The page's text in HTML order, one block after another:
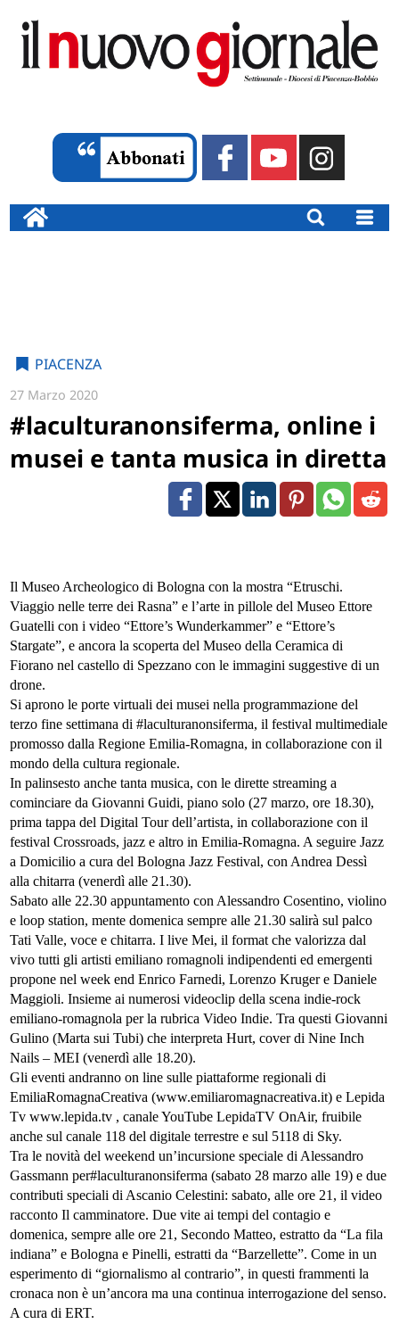
PIACENZA
27 Marzo 2020
#laculturanonsiferma, online i
musei e tanta musica in diretta
Il Museo Archeologico di Bologna con la mostra “Etruschi.
Viaggio nelle terre dei Rasna” e l’arte in pillole del Museo Ettore
Guatelli con i video “Ettore’s Wunderkammer” e “Ettore’s
Stargate”, e ancora la scoperta del Museo della Ceramica di
Fiorano nel castello di Spezzano con le immagini suggestive di un
drone.
Si aprono le porte virtuali dei musei nella programmazione del
terzo fine settimana di #laculturanonsiferma, il festival multimediale
promosso dalla Regione Emilia-Romagna, in collaborazione con il
mondo della cultura regionale.
In palinsesto anche tanta musica, con le dirette streaming a
cominciare da Giovanni Guidi, piano solo (27 marzo, ore 18.30),
prima tappa del Digital Tour dell’artista, in collaborazione con il
festival Crossroads, jazz e altro in Emilia-Romagna. A seguire Jazz
a Domicilio a cura del Bologna Jazz Festival, con Andrea Dessì
alla chitarra (venerdì alle 21.30).
Sabato alle 22.30 appuntamento con Alessandro Cosentino, violino
e loop station, mente domenica sempre alle 21.30 salirà sul palco
Tati Valle, voce e chitarra. I live Mei, il format che valorizza dal
vivo tutti gli artisti emiliano romagnoli indipendenti ed emergenti
propone nel week end Enrico Farnedi, Lorenzo Kruger e Daniele
Maggioli. Insieme ai numerosi videoclip della scena indie-rock
emiliano-romagnola per la rubrica Video Indie. Tra questi Giovanni
Gulino (Marta sui Tubi) che interpreta Hurt, cover di Nine Inch
Nails – MEI (venerdì alle 18.20).
Gli eventi andranno on line sulle piattaforme regionali di
EmiliaRomagnaCreativa (www.emiliaromagnacreativa.it) e Lepida
Tv www.lepida.tv , canale YouTube LepidaTV OnAir, fruibile
anche sul canale 118 del digitale terrestre e sul 5118 di Sky.
Tra le novità del weekend un’incursione speciale di Alessandro
Gassmann per#laculturanonsiferma (sabato 28 marzo alle 19) e due
contributi speciali di Ascanio Celestini: sabato, alle ore 21, il video
racconto Il camminatore. Due vite ai tempi del contagio e
domenica, sempre alle ore 21, Secondo Matteo, estratto da “La fila
indiana” e Bologna e Pinelli, estratti da “Barzellette”. Come in un
esperimento di “giornalismo al contrario”, in questi frammenti la
cronaca non è un’ancora ma una continua interrogazione del senso.
A cura di ERT.